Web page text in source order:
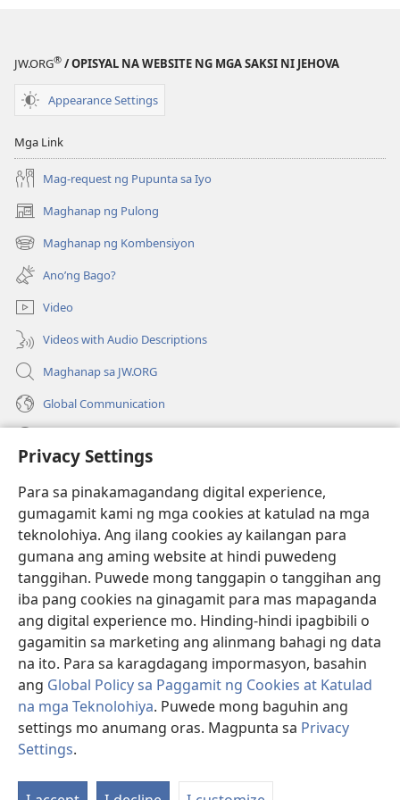
Privacy Settings
Para sa pinakamagandang digital experience,
gumagamit kami ng mga cookies at katulad na mga
teknolohiya. Ang ilang cookies ay kailangan para
gumana ang aming website at hindi puwedeng
tanggihan. Puwede mong tanggapin o tanggihan ang
iba pang cookies na ginagamit para mas mapaganda
ang digital experience mo. Hinding-hindi ipagbibili o
gagamitin sa marketing ang alinmang bahagi ng data
na ito. Para sa karagdagang impormasyon, basahin
ang Global Policy sa Paggamit ng Cookies at Katulad
na mga Teknolohiya. Puwede mong baguhin ang
settings mo anumang oras. Magpunta sa Privacy
Settings.
JW.ORG® / OPISYAL NA WEBSITE NG MGA SAKSI NI JEHOVA
Appearance Settings
Mga Link
Mag-request ng Pupunta sa Iyo
Maghanap ng Pulong
(may
bubukas
na
bagong
window)
Maghanap ng Kombensiyon
(may
bubukas
na
bagong
window)
Ano’ng Bago?
Video
Videos with Audio Descriptions
Maghanap sa JW.ORG
Global Communication
(may
na
bagong
window)
Watchtower ONLINE LIBRARY™
(may
bubukas
na
bagong
window)
JW Hub ®
(may
bubukas
bagong
window)
JW Library ®
Watchtower Library®
Copyright
KASUNDUAN SA PAGGAMIT